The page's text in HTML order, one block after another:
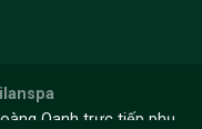
Oanh trực tiếp phụ